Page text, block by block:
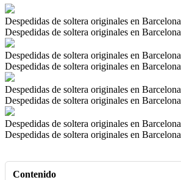
Despedidas de soltera originales en Barcelona
Despedidas de soltera originales en Barcelona
Despedidas de soltera originales en Barcelona
Despedidas de soltera originales en Barcelona
Despedidas de soltera originales en Barcelona
Despedidas de soltera originales en Barcelona
Despedidas de soltera originales en Barcelona
Despedidas de soltera originales en Barcelona
Contenido